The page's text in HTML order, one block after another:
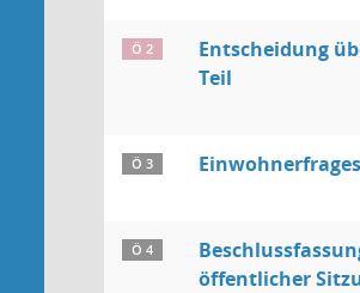
Ö 2
Entscheidung
Teil
Ö 3
Ö 4
öffentlicher